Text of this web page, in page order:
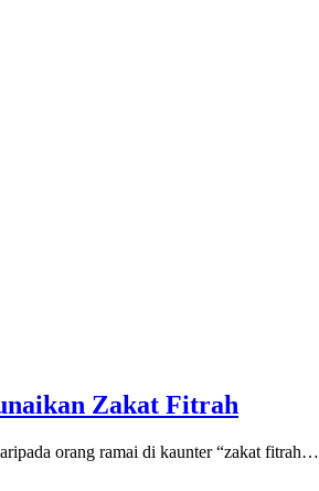
Zakat Fitrah
orang ramai di kaunter “zakat fitrah…